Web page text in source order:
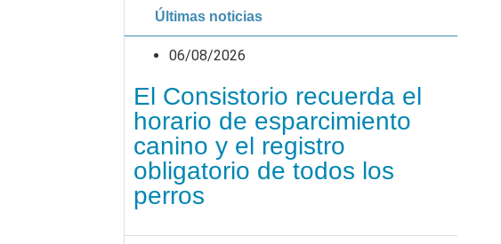
Últimas noticias
06/08/2026
El Consistorio recuerda el
horario de esparcimiento
canino y el registro
obligatorio de todos los
perros